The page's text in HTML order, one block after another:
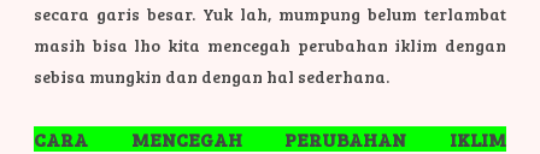
secara garis besar. Yuk lah, mumpung belum terlambat
masih bisa lho kita mencegah perubahan iklim dengan
sebisa mungkin dan dengan hal sederhana.
CARA MENCEGAH PERUBAHAN IKLIM